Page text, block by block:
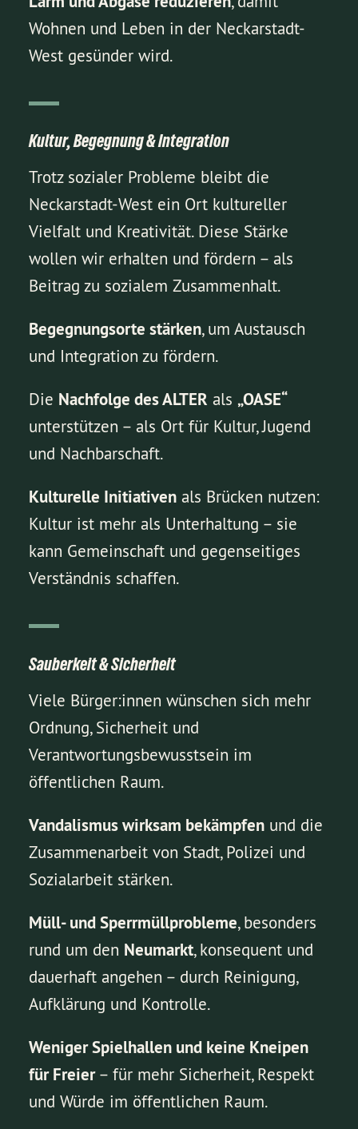
Wohnen und Leben in der Neckarstadt-
West gesünder wird.
Kultur, Begegnung & Integration
Trotz sozialer Probleme bleibt die
Neckarstadt-West ein Ort kultureller
Vielfalt und Kreativität. Diese Stärke
wollen wir erhalten und fördern – als
Beitrag zu sozialem Zusammenhalt.
Begegnungsorte stärken, um Austausch
und Integration zu fördern.
Die Nachfolge des ALTER als „OASE“
unterstützen – als Ort für Kultur, Jugend
und Nachbarschaft.
Kulturelle Initiativen als Brücken nutzen:
Kultur ist mehr als Unterhaltung – sie
kann Gemeinschaft und gegenseitiges
Verständnis schaffen.
Sauberkeit & Sicherheit
Viele Bürger:innen wünschen sich mehr
Ordnung, Sicherheit und
Verantwortungsbewusstsein im
öffentlichen Raum.
Vandalismus wirksam bekämpfen und die
Zusammenarbeit von Stadt, Polizei und
Sozialarbeit stärken.
Müll- und Sperrmüllprobleme, besonders
rund um den Neumarkt, konsequent und
dauerhaft angehen – durch Reinigung,
Aufklärung und Kontrolle.
Weniger Spielhallen und keine Kneipen
für Freier– für mehr Sicherheit, Respekt
und Würde im öffentlichen Raum.